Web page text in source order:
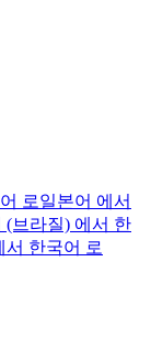
로일본어 에서
(브라질) 에서 한
서 한국어 로